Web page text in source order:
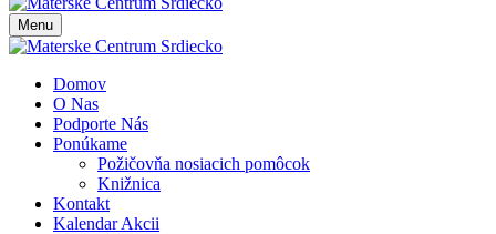
Menu
Domov
O Nas
Podporte Nás
Ponúkame
Požičovňa nosiacich pomôcok
Knižnica
Kontakt
Kalendar Akcii